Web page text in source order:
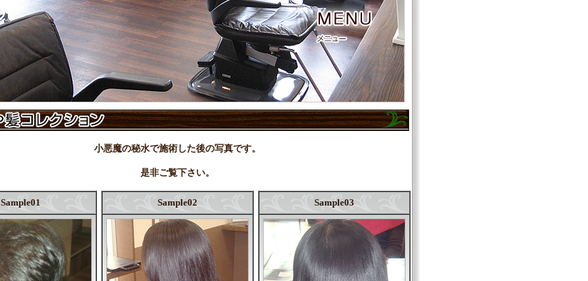
小悪魔の秘水で施術した後の写真です。
是非ご覧下さい。
Sample01 Sample02 Sample03